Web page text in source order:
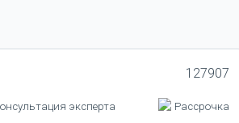
127907
эксперта Рассрочка